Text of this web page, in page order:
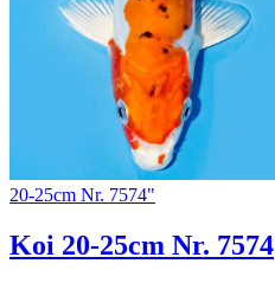
20-25cm Nr. 7574"
Koi 20-25cm Nr. 7574